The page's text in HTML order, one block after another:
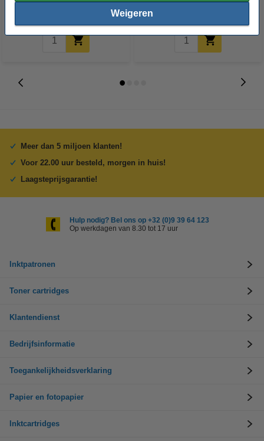
Weigeren
€ 84,50 € 19,50
Meer dan 5 miljoen klanten!
Voor 22.00 uur besteld, morgen in huis!
Laagsteprijsgarantie!
Hulp nodig? Bel ons op +32 (0)9 39 64 123
Op werkdagen van 8.30 tot 17 uur
Inktpatronen
Toner cartridges
Klantendienst
Bedrijfsinformatie
Toegankelijkheidsverklaring
Papier en fotopapier
Inktcartridges